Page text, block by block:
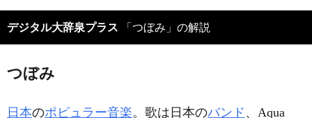
デジタル大辞泉プラス 「つぼみ」の解説
つぼみ
日本のポピュラー音楽。歌は日本のバンド 、Aqua